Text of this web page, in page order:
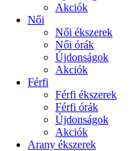
Akciók
Női
Női ékszerek
Női órák
Újdonságok
Akciók
Férfi
Férfi ékszerek
Férfi órák
Újdonságok
Akciók
Arany ékszerek